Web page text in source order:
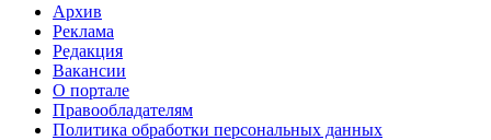
Архив
Реклама
Редакция
Вакансии
О портале
Правообладателям
Политика обработки персональных данных